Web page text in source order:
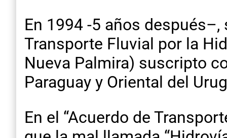
En 1994 -5 años
Transporte Fluvial por la
Nueva Palmira) suscripto
Paraguay y Oriental del
En el “Acuerdo de